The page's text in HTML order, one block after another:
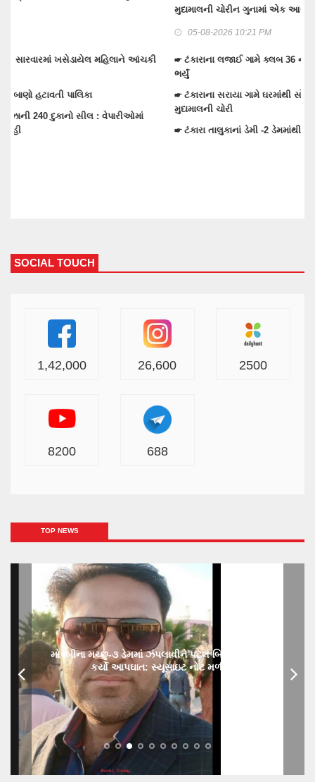
મુદામાલની ચોરીન ગુનામાં એક આરોપી પકડાયો, 2 ની શોધખોળ
☛ ટંકારાના લજાઈ ગામે ક્લબ 36 ના લેબર કવાર્ટરમાં યુવાને અંતિમ પગલું
☛ ટંકારાના સરાયા ગામે ઘરમાંથી સોનાની માળા-રોકડ મળીને 1.72 લાખના
મુદામાલની ચોરી
☛ ટંકારા તાલુકાનાં ડેમી -2 ડેમમાંથી ચેકડેમો ભરવા 1 દરવાજો 1 ફૂટ ખોલ્યો
SOCIAL TOUCH
1,42,000 26,600 2500
8200 688
TOP NEWS
મોરબીના મચ્છુ-૩ ડેમમાં ઝંપલાવીને પટેલ બિલ્ડર યુવાને
કર્યો આપઘાત: સ્યૂસાઇટ નોટ મળી